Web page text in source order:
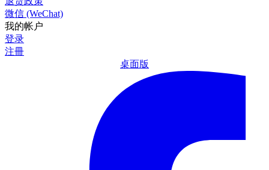
微信 (WeChat)
我的帐户
登录
注冊
桌面版